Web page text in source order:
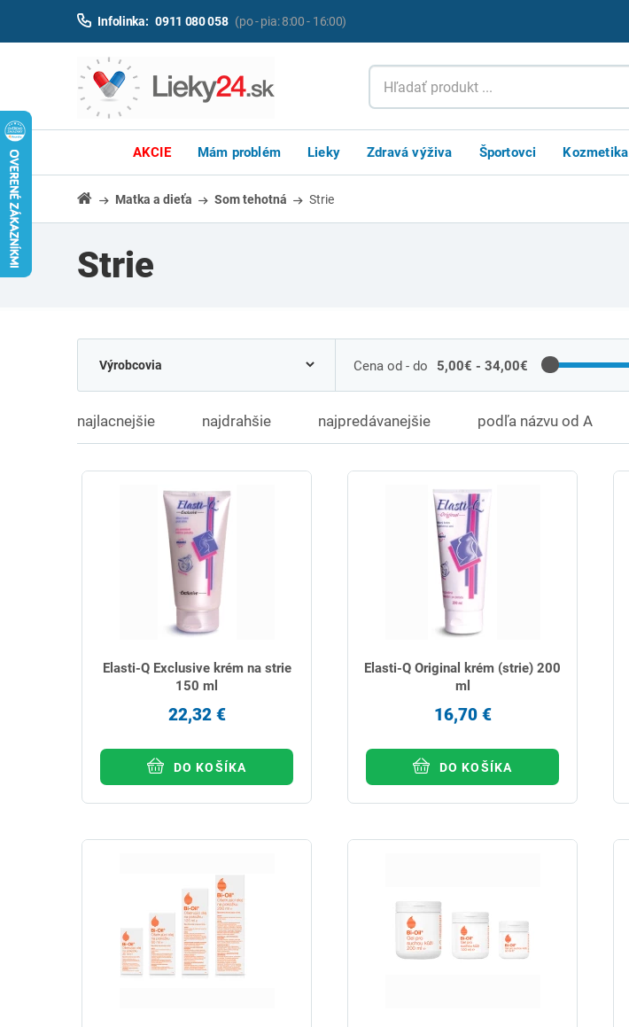
Infolinka: 0911 080 058 (po - pia: 8:00 - 16:00)
AKCIE Mám problém Lieky Zdravá výživa Športovci Kozmetika
Matka a dieťa Som tehotná Strie
Strie
Cena od - do 5,00€ - 34,00€
najlacnejšie najdrahšie najpredávanejšie podľa názvu od A
Elasti-Q Exclusive krém na strie
150 ml
22,32 €
DO KOŠÍKA
Elasti-Q Original krém (strie) 200
ml
16,70 €
DO KOŠÍKA